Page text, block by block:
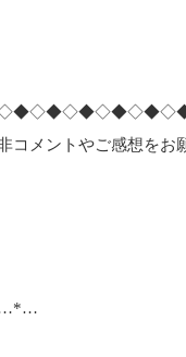
コメントやご感想をお